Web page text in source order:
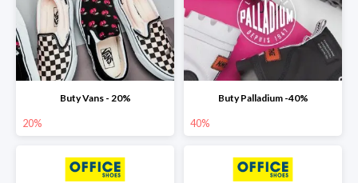
Buty Vans - 20%
20%
Buty Palladium -40%
40%